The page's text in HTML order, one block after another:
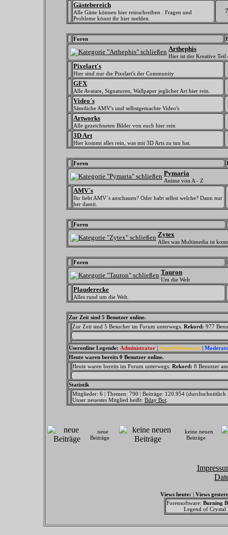
Gästebereich
Alle Gäste können hier reinschreiben . Fragen und
Probleme könnt ihr hier melden.
7
Foren
Arthephis
Hier ist der Kreative Teil
Pixelart's
Hier sind nur die Pixelart's der Community
GFX
Alle Avatare, Signaturen, Wallpaper jeglicher Art hier rein.
Video´s
Sämtliche AMV's und selbstgemachte Video's
Artworks
Alle gezeichneten Bilder von euch hier rein
3D Art
Hier kommt alles rein, was mit 3D Arts zu tun hat.
Foren
Pymaria
Anime von A - Z
AMV´s
Ihr liebt AMV´s anschauen? Oder habt selbst welche? Dann nur
her damit.
Foren
Zytex
Alles was Multimedia ist
Foren
Tauron
Um die Welt
Plauderecke
Alles rund um die Welt.
Zur Zeit sind 5 Benutzer online.
Zur Zeit sind 5 Besucher im Forum unterwegs. Rekord: 977
Useronline Legende: Administrator | SuperModerator |
Heute waren bereits 0 Benutzer online.
Heute waren bereits im Forum unterwegs. Rekord: 8 Benutzer
Statistik
Mitglieder: 6 | Themen: 790 | Beiträge: 120.954 (durchschnittlich
Unser neuestes Mitglied heißt: Bday Bot
neue
Beiträge
keine neuen
Beiträge
Views heute: | Views
Forensoftware: Burning
Legend of